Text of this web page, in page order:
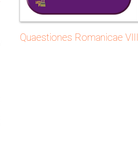
Quaestiones Romanicae VIII